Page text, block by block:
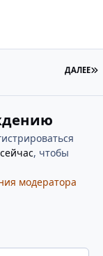
ДАЛЕЕ
, чтобы
модератора